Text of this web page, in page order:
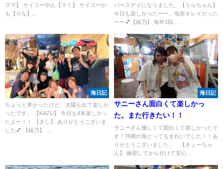
ズマ】 サイコーやん【マミ】 サイコーか
も【りな】...
バースデイになりました。【うらちゃん】
今日も楽しかったーー。地形キレイだった
ーー💕【綾乃】 毎年1回...
海日記
ちょっと寒かったけど、太陽も出て楽しか
ったです。 【KAZU】 今日も4本楽しかっ
たよー！！ 【きし】 ありがとうございま
した💕 【綾乃】 ...
海日記
サニーさん面白くて楽しかっ
た。また行きたい！！
サニーさん優しくて面白くて楽しかったで
す！沖縄の海とってもきれいでした！！あ
りがとうございました。 【きょーちゃ
ん】 練習してから行けて安心...